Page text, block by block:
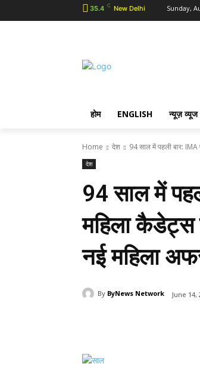
35.4 C New Delhi Sunday,
होम ENGLISH न्यूज़ व्यूज
Home देश 94 साल में पहली बार:
देश
94 साल में
महिला कैडेट्स
नई महिला
By ByNews Network June 14,